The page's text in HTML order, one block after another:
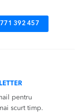
392 457
pentru
scurt timp.